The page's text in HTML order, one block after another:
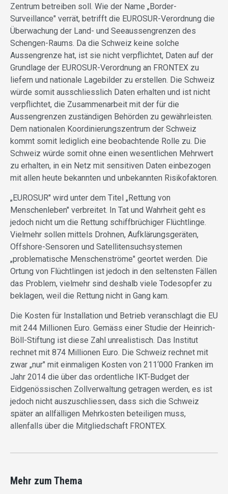
Zentrum betreiben soll. Wie der Name „Border-
Surveillance" verrät, betrifft die EUROSUR-Verordnung die
Überwachung der Land- und Seeaussengrenzen des
Schengen-Raums. Da die Schweiz keine solche
Aussengrenze hat, ist sie nicht verpflichtet, Daten auf der
Grundlage der EUROSUR-Verordnung an FRONTEX zu
liefern und nationale Lagebilder zu erstellen. Die Schweiz
würde somit ausschliesslich Daten erhalten und ist nicht
verpflichtet, die Zusammenarbeit mit der für die
Aussengrenzen zuständigen Behörden zu gewährleisten.
Dem nationalen Koordinierungszentrum der Schweiz
kommt somit lediglich eine beobachtende Rolle zu. Die
Schweiz würde somit ohne einen wesentlichen Mehrwert
zu erhalten, in ein Netz mit sensitiven Daten einbezogen
mit allen heute bekannten und unbekannten Risikofaktoren.
„EUROSUR" wird unter dem Titel „Rettung von
Menschenleben" verbreitet. In Tat und Wahrheit geht es
jedoch nicht um die Rettung schiffbrüchiger Flüchtlinge.
Vielmehr sollen mittels Drohnen, Aufklärungsgeräten,
Offshore-Sensoren und Satellitensuchsystemen
„problematische Menschenströme" geortet werden. Die
Ortung von Flüchtlingen ist jedoch in den seltensten Fällen
das Problem, vielmehr sind deshalb viele Todesopfer zu
beklagen, weil die Rettung nicht in Gang kam.
Die Kosten für Installation und Betrieb veranschlagt die EU
mit 244 Millionen Euro. Gemäss einer Studie der Heinrich-
Böll-Stiftung ist diese Zahl unrealistisch. Das Institut
rechnet mit 874 Millionen Euro. Die Schweiz rechnet mit
zwar „nur" mit einmaligen Kosten von 211‘000 Franken im
Jahr 2014 die über das ordentliche IKT-Budget der
Eidgenössischen Zollverwaltung getragen werden, es ist
jedoch nicht auszuschliessen, dass sich die Schweiz
später an allfälligen Mehrkosten beteiligen muss,
allenfalls über die Mitgliedschaft FRONTEX.
Mehr zum Thema